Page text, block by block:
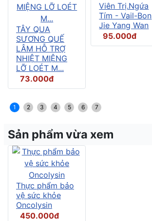
TÂY QUA
SƯƠNG QUẾ
LÂM HỖ TRỢ
NHIỆT MIỆNG
LỠ LOÉT M...
73.000đ
Viên Trị.Ngứa
Tím - Vail-Bon
Jie Yang Wan
95.000đ
1 2 3 4 5 6 7
Sản phẩm vừa xem
Thực phẩm bảo
vệ sức khỏe
Oncolysin
450.000đ